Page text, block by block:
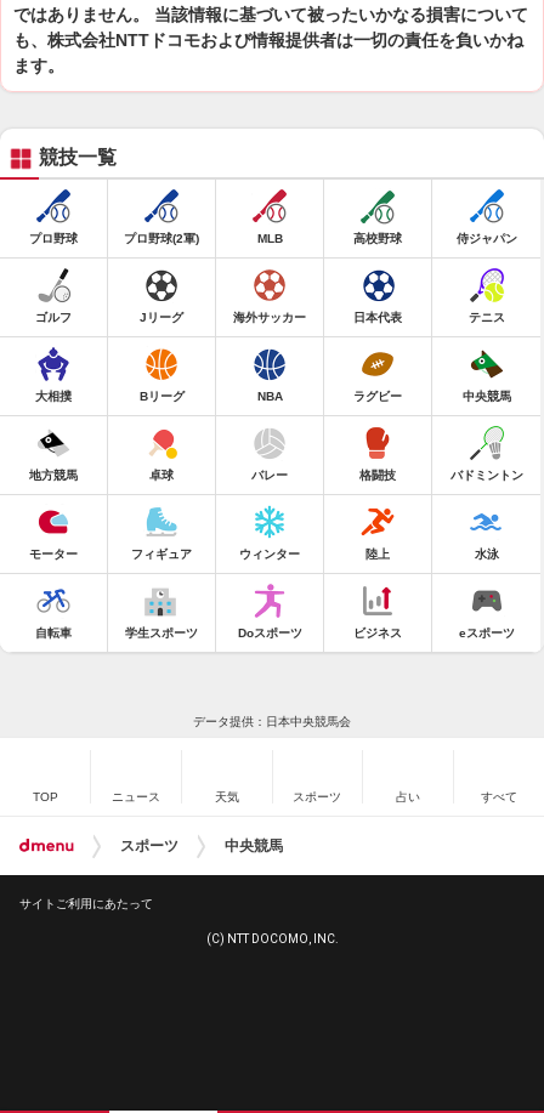
ではありません。 当該情報に基づいて被ったいかなる損害について
も、株式会社NTTドコモおよび情報提供者は一切の責任を負いかね
ます。
競技一覧
プロ野球 プロ野球(2軍) MLB 高校野球 侍ジャパン
ゴルフ Jリーグ 海外サッカー 日本代表 テニス
大相撲 Bリーグ NBA ラグビー 中央競馬
地方競馬 卓球 バレー 格闘技 バドミントン
モーター フィギュア ウィンター 陸上 水泳
自転車 学生スポーツ Doスポーツ ビジネス eスポーツ
データ提供：日本中央競馬会
TOP ニュース 天気 スポーツ 占い すべて
スポーツ 中央競馬
サイトご利用にあたって
(C) NTT DOCOMO, INC.